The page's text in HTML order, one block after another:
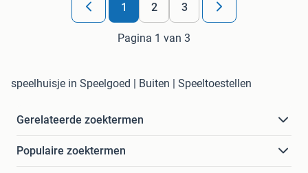
1 2 3
Pagina 1 van 3
speelhuisje in Speelgoed | Buiten | Speeltoestellen
Gerelateerde zoektermen
Populaire zoektermen